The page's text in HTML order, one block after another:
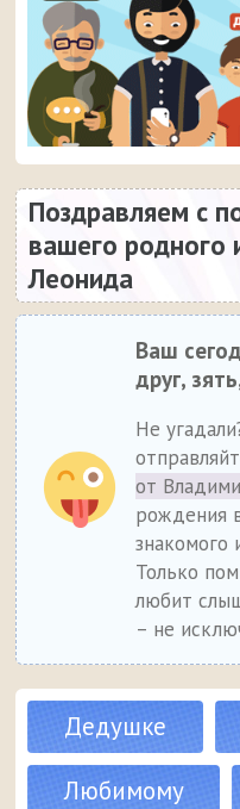
Поздравляем с
вашего родного
Леонида
Ваш
друг,
Не
от
рождения
знакомого
Только
любит
– не
Дедушке
Любимому